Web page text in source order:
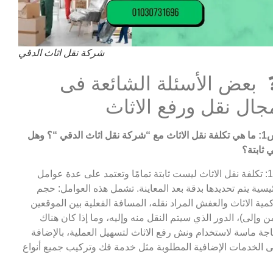
شركة نقل اثاث الدقي
بعض الأسئلة الشائعة فى
نقل ورفع الاثاث
نقل اثاث الدقي
“؟ وهل
ثابتة؟
ج1: تكلفة نقل الاثاث ليست ثابتة تمامًا وتعتمد على عدة عوامل
يتم تحديدها بدقة بعد المعاينة. تشمل هذه العوامل: حجم
الاثاث والعفش المراد نقله، المسافة الفعلية بين الموقعين
وإلى)، الدور الذي سيتم النقل منه وإليه، وما إذا كان هناك
ماسة لاستخدام ونش رفع الاثاث لتسهيل العملية، بالإضافة
الخدمات الإضافية المطلوبة مثل خدمة فك وتركيب جميع أنواع